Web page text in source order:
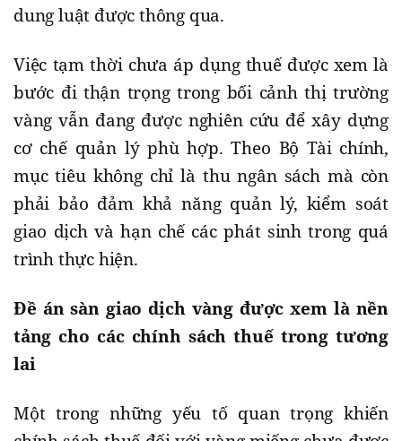
dung luật được thông qua.
Việc tạm thời chưa áp dụng thuế được xem là
bước đi thận trọng trong bối cảnh thị trường
vàng vẫn đang được nghiên cứu để xây dựng
cơ chế quản lý phù hợp. Theo Bộ Tài chính,
mục tiêu không chỉ là thu ngân sách mà còn
phải bảo đảm khả năng quản lý, kiểm soát
giao dịch và hạn chế các phát sinh trong quá
trình thực hiện.
Đề án sàn giao dịch vàng được xem là nền
tảng cho các chính sách thuế trong tương
lai
Một trong những yếu tố quan trọng khiến